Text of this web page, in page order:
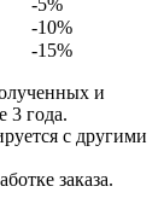
-10%
-15%
и
3 года.
с другими
заказа.